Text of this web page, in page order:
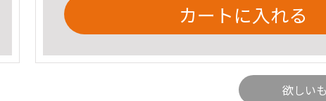
カートに入れる
欲しい